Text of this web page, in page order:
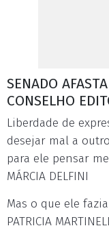
SENADO
CONSELHO
Liberdade de
desejar mal a
para ele pensar
MÁRCIA DELFINI
Mas o que ele
PATRICIA